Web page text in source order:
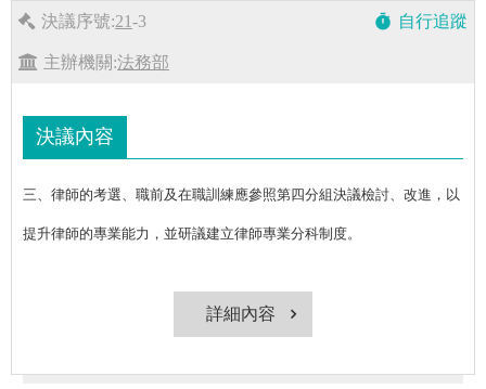
決議序號:21-3 timer 自行追蹤
主辦機關:法務部
決議內容
三、律師的考選、職前及在職訓練應參照第四分組決議檢討、改進，以
提升律師的專業能力，並研議建立律師專業分科制度。
詳細內容